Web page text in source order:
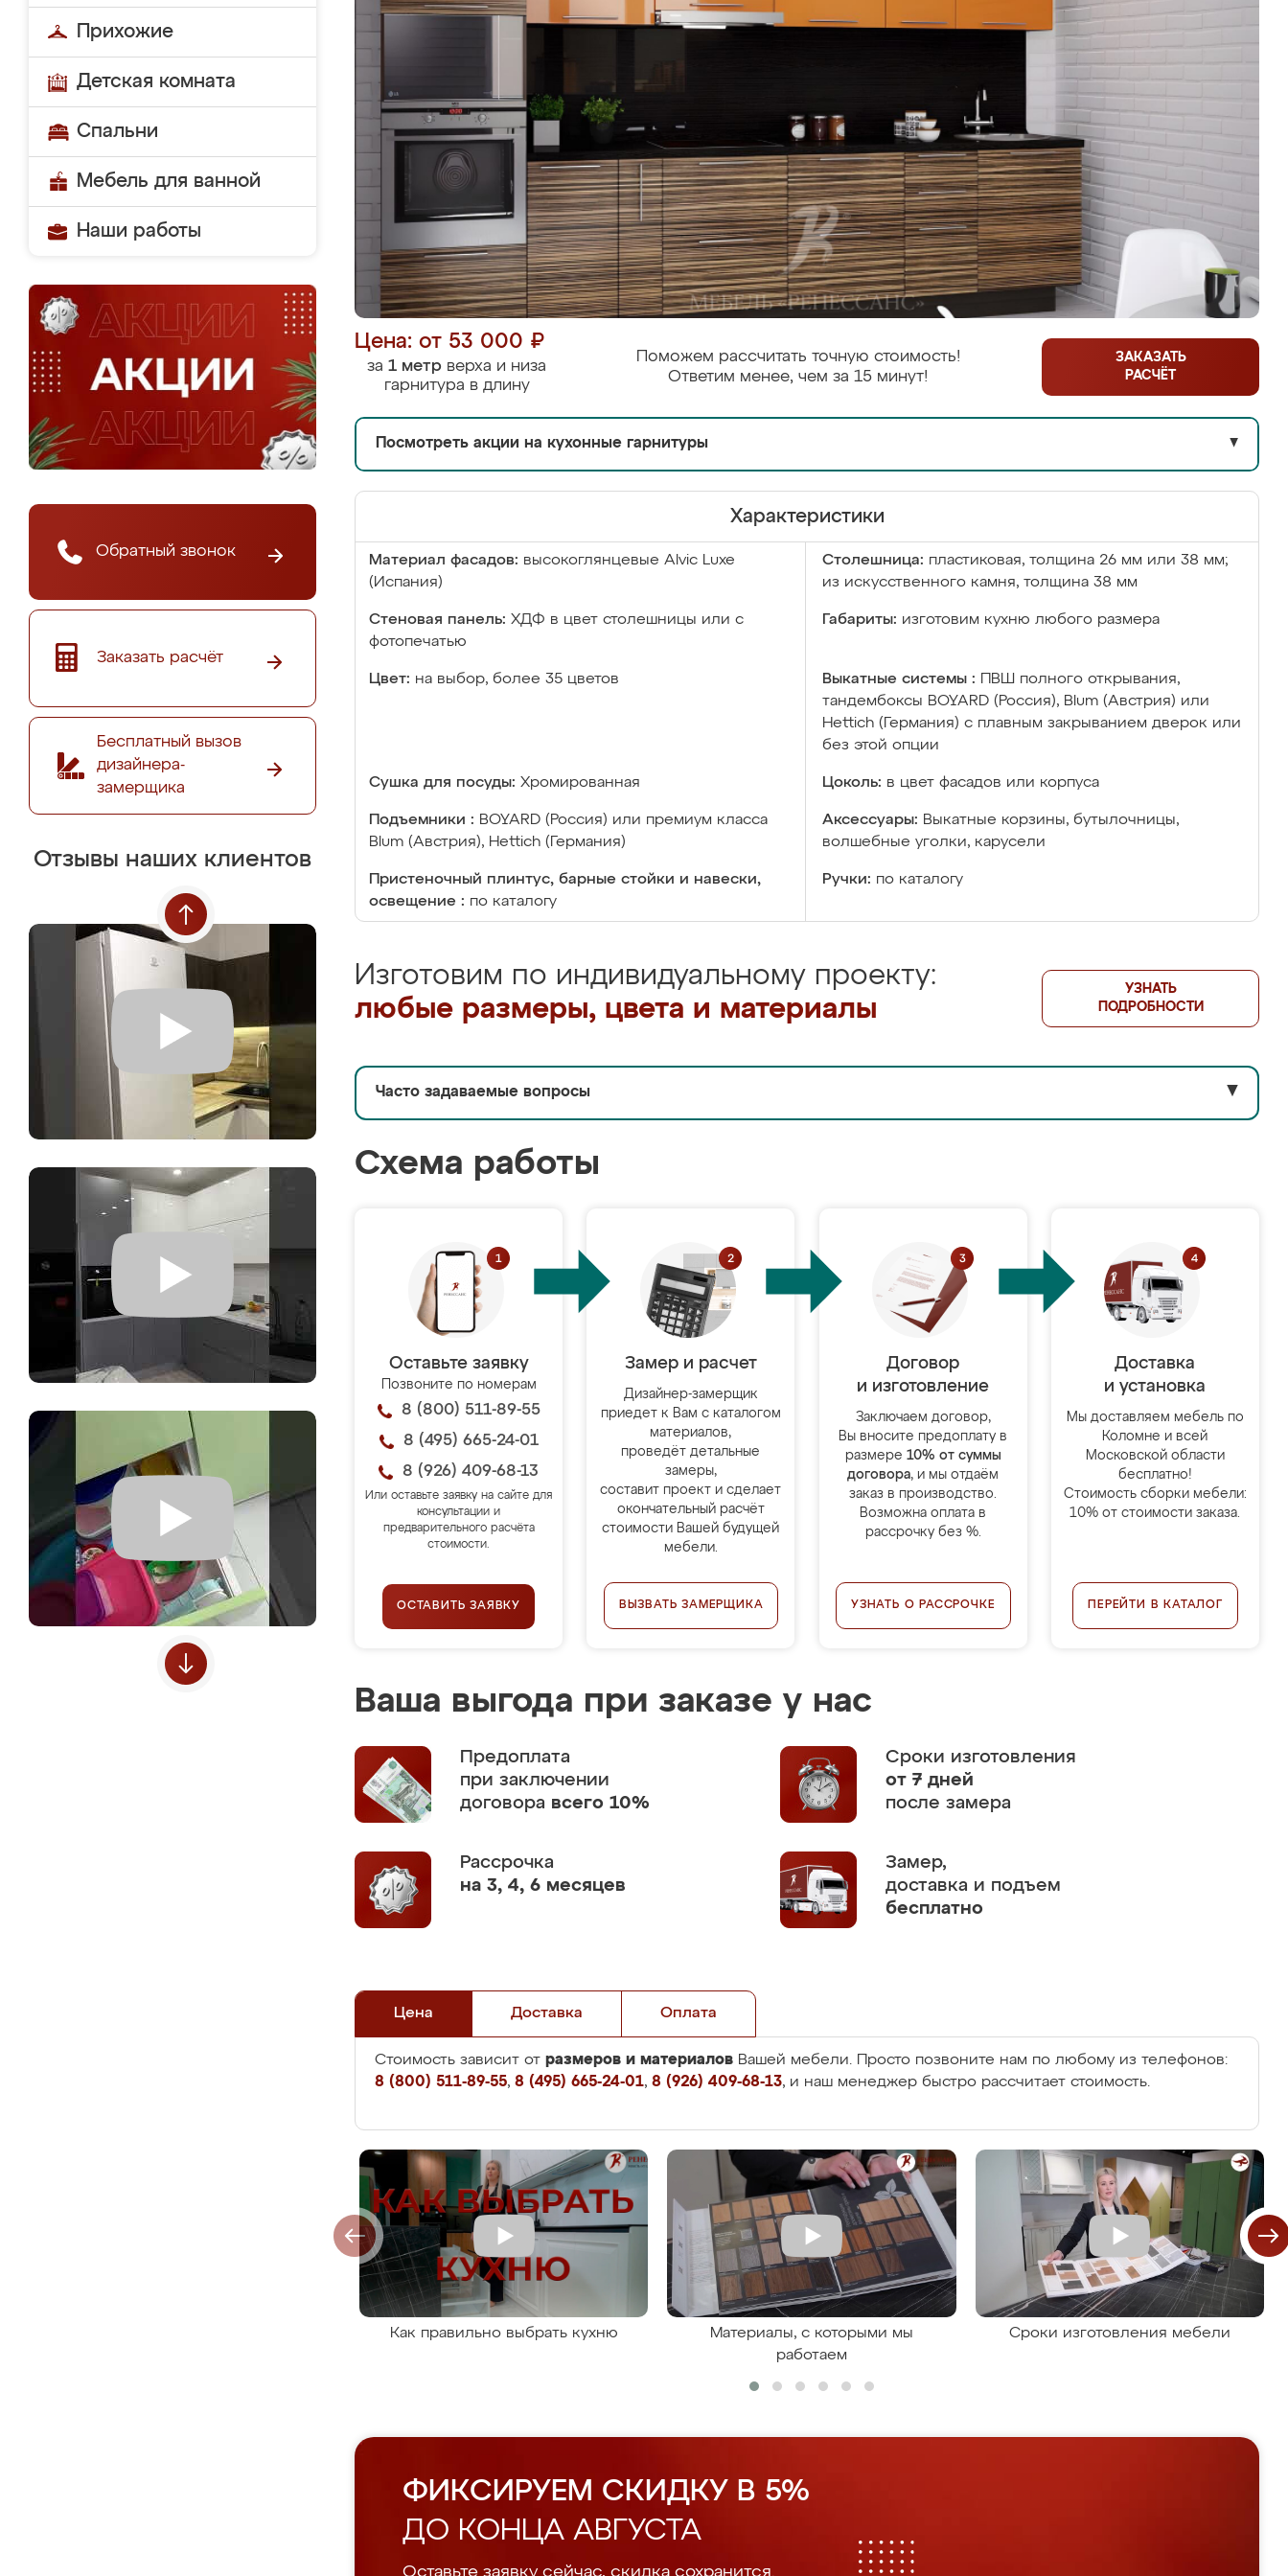
Прихожие
Детская комната
Спальни
Мебель для ванной
Наши работы
Обратный звонок
Заказать расчёт
Бесплатный вызов
дизайнера-
замерщика
Отзывы наших клиентов
Цена: от 53 000 ₽
за 1 метр верха и низа
гарнитура в длину
Поможем рассчитать точную стоимость!
Ответим менее, чем за 15 минут!
ЗАКАЗАТЬ
РАСЧЁТ
Посмотреть акции на кухонные гарнитуры ▼
Характеристики
Материал фасадов: высокоглянцевые Аlvic Luxe
(Испания)
Столешница: пластиковая, толщина 26 мм или 38 мм;
из искусственного камня, толщина 38 мм
Стеновая панель: ХДФ в цвет столешницы или с
фотопечатью
Габариты: изготовим кухню любого размера
Цвет: на выбор, более 35 цветов Выкатные системы :
ПВШ полного открывания,
тандембоксы BOYARD (Россия), Blum (Австрия) или
Hettich (Германия) с плавным закрыванием дверок или
без этой опции
Сушка для посуды: Хромированная Цоколь: в цвет фасадов или корпуса
Подъемники : BOYARD (Россия) или премиум класса
Blum (Австрия), Hettich (Германия)
Аксессуары: Выкатные корзины, бутылочницы,
волшебные уголки, карусели
Пристеночный плинтус, барные стойки и навески,
освещение : по каталогу
Ручки: по каталогу
Изготовим по индивидуальному проекту:
любые размеры, цвета и материалы
УЗНАТЬ
ПОДРОБНОСТИ
Часто задаваемые вопросы ▼
Схема работы
Оставьте заявку
Позвоните по номерам
8 (800) 511-89-55
8 (495) 665-24-01
8 (926) 409-68-13
Или оставьте заявку на сайте для
консультации и
предварительного расчёта
стоимости.
ОСТАВИТЬ ЗАЯВКУ
Замер и расчет
Дизайнер-замерщик
приедет к Вам с каталогом
материалов,
проведёт детальные
замеры,
составит проект и сделает
окончательный расчёт
стоимости Вашей будущей
мебели.
ВЫЗВАТЬ ЗАМЕРЩИКА
Договор
и изготовление
Заключаем договор,
Вы вносите предоплату в
размере 10% от суммы
договора, и мы отдаём
заказ в производство.
Возможна оплата в
рассрочку без %.
УЗНАТЬ О РАССРОЧКЕ
Доставка
и установка
Мы доставляем мебель по
Коломне и всей
Московской области
бесплатно!
Стоимость сборки мебели:
10% от стоимости заказа.
ПЕРЕЙТИ В КАТАЛОГ
Ваша выгода при заказе у нас
Предоплата
при заключении
договора всего 10%
Сроки изготовления
от 7 дней
после замера
Рассрочка
на 3, 4, 6 месяцев
Замер,
доставка и подъем
бесплатно
Цена Доставка Оплата
Стоимость зависит от размеров и материалов Вашей мебели. Просто позвоните нам по любому из телефонов:
8 (800) 511-89-55, 8 (495) 665-24-01, 8 (926) 409-68-13, и наш менеджер быстро рассчитает стоимость.
Как правильно выбрать кухню
Материалы, с которыми мы
работаем
Сроки изготовления мебели
ФИКСИРУЕМ СКИДКУ В 5%
ДО КОНЦА АВГУСТА
Оставьте заявку сейчас, скидка сохранится.